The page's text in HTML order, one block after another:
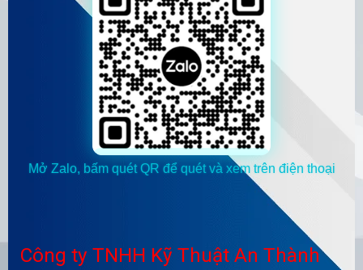
Mở Zalo, bấm quét QR để quét và xem trên điện thoại
Công ty TNHH Kỹ Thuật An Thành